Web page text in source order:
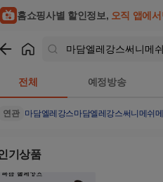
홈쇼핑사별 할인정보, 오직 앱에
전체 예정방송
연관 마담엘레강스마담엘레강스써니메쉬
기상품